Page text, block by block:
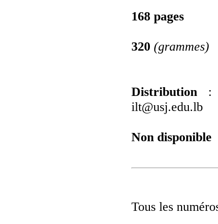
168 pages
320 (grammes)
Distribution :
ilt@usj.edu.lb
Non disponible
Tous les